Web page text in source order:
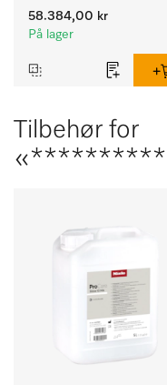
kurver for pleiehjem,
barnehager og alle som
58.384,00 kr
På lager
Tilbehør for